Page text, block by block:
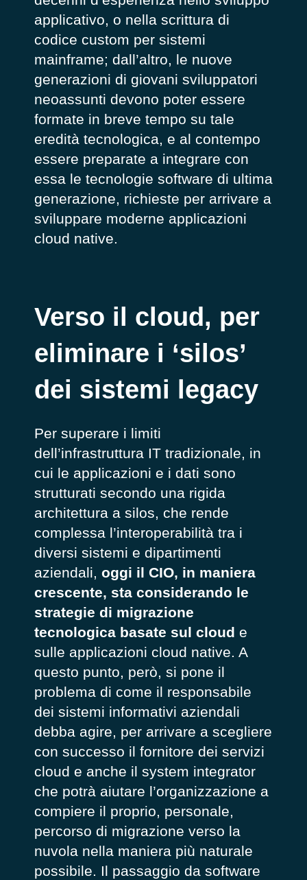
applicativo, o nella scrittura di
codice custom per sistemi
mainframe; dall’altro, le nuove
generazioni di giovani sviluppatori
neoassunti devono poter essere
formate in breve tempo su tale
eredità tecnologica, e al contempo
essere preparate a integrare con
essa le tecnologie software di ultima
generazione, richieste per arrivare a
sviluppare moderne applicazioni
cloud native.
Verso il cloud, per
eliminare i ‘silos’
dei sistemi legacy
Per superare i limiti
dell’infrastruttura IT tradizionale, in
cui le applicazioni e i dati sono
strutturati secondo una rigida
architettura a silos, che rende
complessa l’interoperabilità tra i
diversi sistemi e dipartimenti
aziendali, oggi il CIO, in maniera
crescente, sta considerando le
strategie di migrazione
tecnologica basate sul cloud e
sulle applicazioni cloud native. A
questo punto, però, si pone il
problema di come il responsabile
dei sistemi informativi aziendali
debba agire, per arrivare a scegliere
con successo il fornitore dei servizi
cloud e anche il system integrator
che potrà aiutare l’organizzazione a
compiere il proprio, personale,
percorso di migrazione verso la
nuvola nella maniera più naturale
possibile. Il passaggio da software